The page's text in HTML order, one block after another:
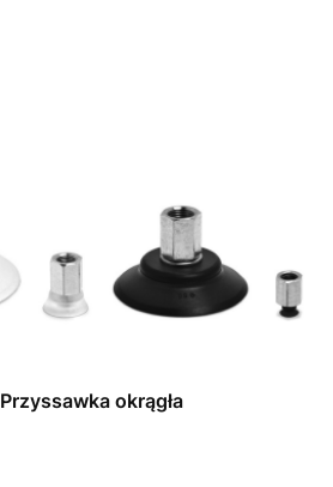
VTCF-0080S-M5M Przyssawka okrągła